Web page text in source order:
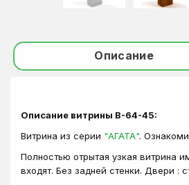
Описание
Описание витрины В-64-45:
Витрина из серии "АГАТА".
Полностью отрытая узкая витрина
входят. Без задней стенки. Двери :